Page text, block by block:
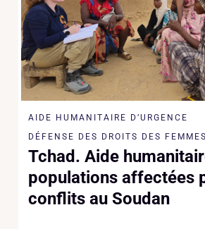
AIDE HUMANITAIRE D’URGENCE
DÉFENSE DES DROITS DES FEMMES
Tchad. Aide
populations affectées
conflits au Soudan